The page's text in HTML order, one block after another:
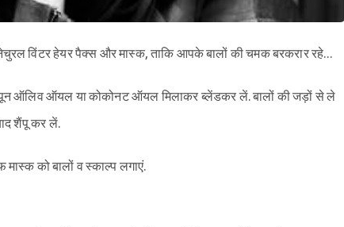
विंटर हेयर पैक्स और मास्क, ताकि आपके बालों की चमक बरकरार रहे…
ऑलिव ऑयल या कोकोनट ऑयल मिलाकर ब्लेंडकर लें. बालों की जड़ों से ले
शैंपू कर लें.
को बालों व स्काल्प लगाएं.